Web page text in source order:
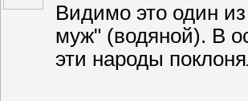
Видимо это один
муж" (водяной). В
эти народы